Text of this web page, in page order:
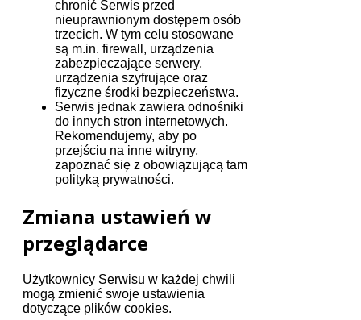
chronić Serwis przed
nieuprawnionym dostępem osób
trzecich. W tym celu stosowane
są m.in. firewall, urządzenia
zabezpieczające serwery,
urządzenia szyfrujące oraz
fizyczne środki bezpieczeństwa.
Serwis jednak zawiera odnośniki
do innych stron internetowych.
Rekomendujemy, aby po
przejściu na inne witryny,
zapoznać się z obowiązującą tam
polityką prywatności.
Zmiana ustawień w
przeglądarce
Użytkownicy Serwisu w każdej chwili
mogą zmienić swoje ustawienia
dotyczące plików cookies.